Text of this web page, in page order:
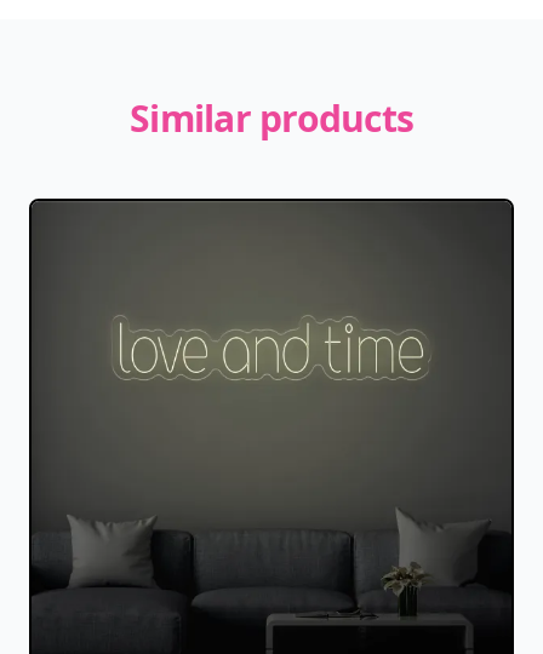
Similar products